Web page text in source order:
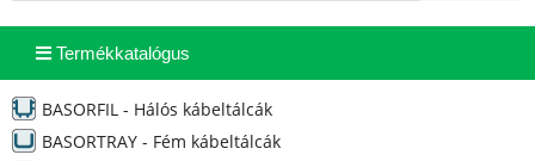
Termékkatalógus
BASORFIL - Hálós kábeltálcák
BASORTRAY - Fém kábeltálcák